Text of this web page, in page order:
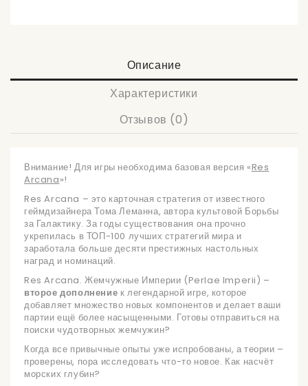
Описание
Характеристики
Отзывов (0)
Внимание! Для игры необходима базовая версия «Res
Arcana»!
Res Arcana – это карточная стратегия от известного
геймдизайнера Тома Леманна, автора культовой Борьбы
за Галактику. За годы существования она прочно
укрепилась в ТОП-100 лучших стратегий мира и
заработала больше десяти престижных настольных
наград и номинаций.
Res Arcana. Жемчужные Империи (Perlae Imperii) –
второе дополнение к легендарной игре, которое
добавляет множество новых компонентов и делает ваши
партии ещё более насыщенными. Готовы отправиться на
поиски чудотворных жемчужин?
Когда все привычные опыты уже испробованы, а теории –
проверены, пора исследовать что-то новое. Как насчёт
морских глубин?